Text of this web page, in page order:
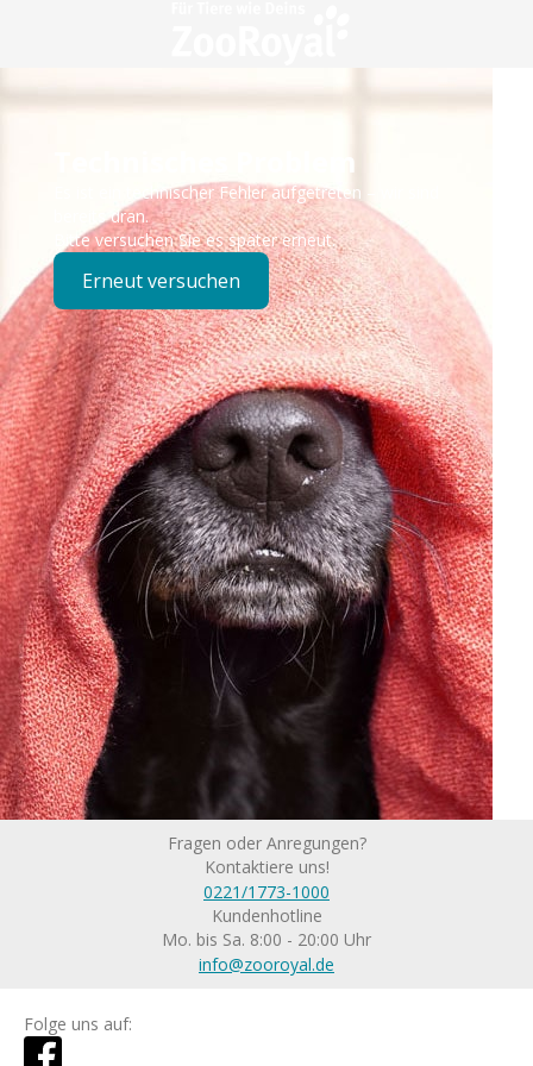
Technisches Problem
Es ist ein technischer Fehler aufgetreten – wir sind
bereits dran.
Bitte versuchen Sie es später erneut.
Erneut versuchen
Fragen oder Anregungen?
Kontaktiere uns!
0221/1773-1000
Kundenhotline
Mo. bis Sa. 8:00 - 20:00 Uhr
info@zooroyal.de
Folge uns auf: